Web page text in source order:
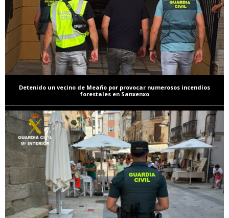
Detenido un vecino de Meaño por provocar numerosos incendios
forestales en Sanxenxo